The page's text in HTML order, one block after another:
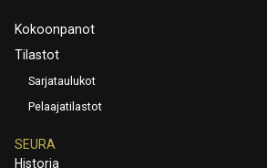
Kokoonpanot
Tilastot
Sarjataulukot
Pelaajatilastot
SEURA
Historia